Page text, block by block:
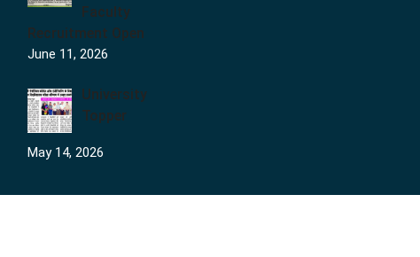
Faculty
Recruitment Open
June 11, 2026
University
Topper
May 14, 2026